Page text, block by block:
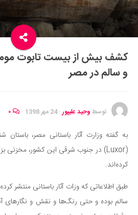
رستوران گردی
آشپزی
سفر و گردشگری
ایران گردی
جهان گردی
موفقیت و مهارت‌های فردی
سلامت
تغذیه سالم
بهداشت
کودک و مادر
کشف بیش از بیست تابوت
و سالم در مصر
توسط وحید علیپور·24 مهر 1398 ·
به گفته وزارت آثار باستانی مصر،
کرده‌اند.
طبق اطلاعاتی که وزات آثار باستانی منتشر
سالم بوده و حتی رنگ‌ها و نقش و نگارهای